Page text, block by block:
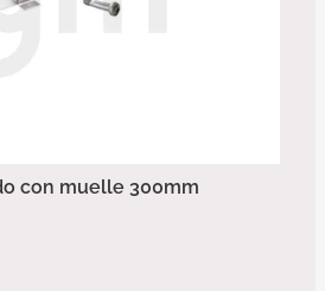
con muelle 300mm